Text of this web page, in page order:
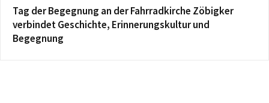
Tag der Begegnung an der Fahrradkirche Zöbigker
verbindet Geschichte, Erinnerungskultur und
Begegnung